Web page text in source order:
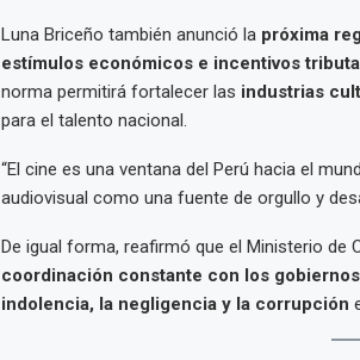
Luna Briceño también anunció la próxima
estímulos económicos e incentivos
norma permitirá fortalecer las industrias
para el talento nacional.
“El cine es una ventana del Perú hacia el
audiovisual como una fuente de orgullo y
De igual forma, reafirmó que el Ministerio de
coordinación constante con los
indolencia, la negligencia y la corrupción